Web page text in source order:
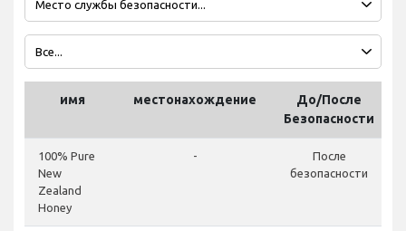
имя местонахождение
До/После
Безопасности
100% Pure
New
Zealand
Honey
-
После
безопасности